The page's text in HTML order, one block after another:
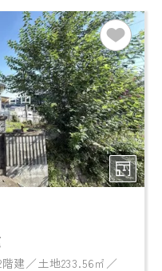
建／土地233.56㎡／